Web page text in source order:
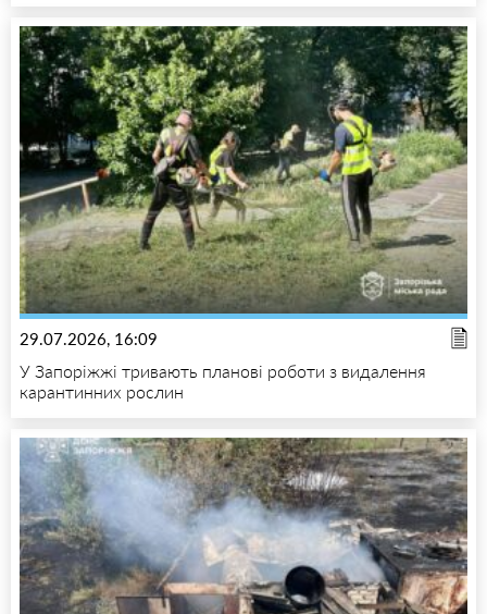
29.07.2026, 16:09
У Запоріжжі тривають планові роботи з видалення
карантинних рослин